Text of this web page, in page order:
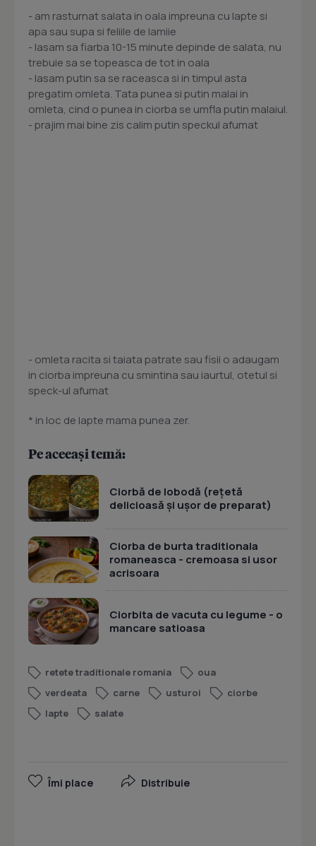
- am rasturnat salata in oala impreuna cu lapte si
apa sau supa si feliile de lamiie
- lasam sa fiarba 10-15 minute depinde de salata, nu
trebuie sa se topeasca de tot in oala
- lasam putin sa se raceasca si in timpul asta
pregatim omleta. Tata punea si putin malai in
omleta, cind o punea in ciorba se umfla putin malaiul.
- prajim mai bine zis calim putin speckul afumat
- omleta racita si taiata patrate sau fisii o adaugam
in ciorba impreuna cu smintina sau iaurtul, otetul si
speck-ul afumat
* in loc de lapte mama punea zer.
Pe aceeași temă:
Ciorbă de lobodă (rețetă
delicioasă și ușor de preparat)
Ciorba de burta traditionala
romaneasca - cremoasa si usor
acrisoara
Ciorbita de vacuta cu legume - o
mancare satioasa
retete traditionale romania
oua
verdeata
carne usturoi
ciorbe
lapte
salate
Îmi place Distribuie